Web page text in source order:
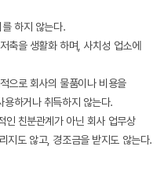
하지 않는다.
축을 생활화 하며, 사치성 업소에
으로 회사의 물품이나 비용을
하거나 취득하지 않는다.
인 친분관계가 아닌 회사 업무상
지도 않고, 경조금을 받지도 않는다.